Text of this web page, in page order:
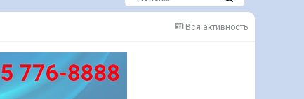
Вся активность